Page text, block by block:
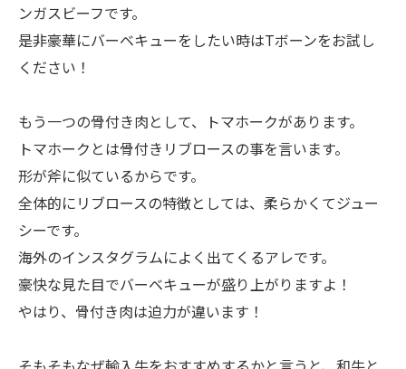
ンガスビーフです。
是非豪華にバーベキューをしたい時はTボーンをお試し
ください！
もう一つの骨付き肉として、トマホークがあります。
トマホークとは骨付きリブロースの事を言います。
形が斧に似ているからです。
全体的にリブロースの特徴としては、柔らかくてジュー
シーです。
海外のインスタグラムによく出てくるアレです。
豪快な見た目でバーベキューが盛り上がりますよ！
やはり、骨付き肉は迫力が違います！